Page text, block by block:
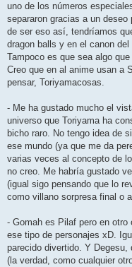
uno de los números
separaron gracias a un
de ser eso así, tendríamos
dragon balls y en el canon
Tampoco es que sea algo
Creo que en al anime usan a
pensar, Toriyamacosas.
- Me ha gustado mucho el
universo que Toriyama ha
bicho raro. No tengo idea de
ese mundo (ya que me da
varias veces al concepto de
no creo. Me habría gustado
(igual sigo pensando que lo
como villano sorpresa final o
- Gomah es Pilaf pero en otro
ese tipo de personajes xD.
parecido divertido. Y Degesu,
(la verdad, como cualquier